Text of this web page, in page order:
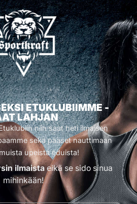
ETUKLUBIIMME -
LAHJAN
niin saat heti ilmaisen
sekä pääset nauttimaan
upeista eduista!
ilmaistaeikä se sido sinua
mihinkään!